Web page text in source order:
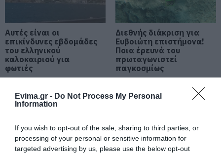
Evima.gr - Do Not Process My Personal
Information
If you wish to opt-out of the sale, sharing to third parties, or
processing of your personal or sensitive information for
targeted advertising by us, please use the below opt-out
07.08.2026 | 19:00
Αυτός ο δήμος της Εύβοιας πάει
στα δικαστήρια για τις
ανεμογεννήτριες
τουρίστα
07.08.2026 | 18:20
Αυτές είναι οι
επικίνδυνες εβδομάδες
του ελληνικού
καλοκαιριού για
φωτιές
Διεθνής διάκριση για
Ευβοιώτη επιστήμονα!
Ποια έρευνά του
πρωταγωνιστεί
παγκοσμίως